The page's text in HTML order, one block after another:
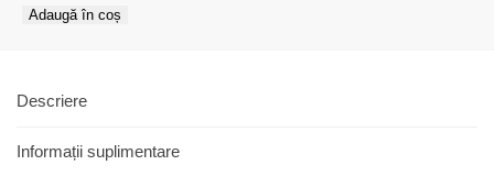
Adaugă în coș
Descriere
Informații suplimentare